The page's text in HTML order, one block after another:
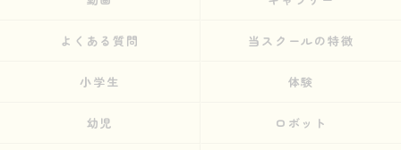
よくある質問 当スクールの特徴
小学生 体験
幼児 ロボット